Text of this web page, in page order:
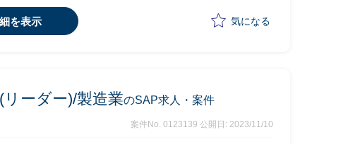
を表示 気になる
ーダー)/製造業のSAP求人・案件
案件No. 0123139 公開日: 2023/11/10